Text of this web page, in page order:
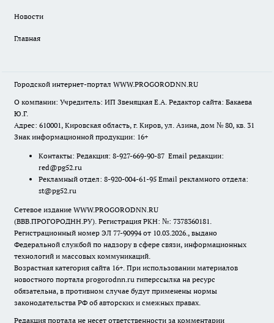
Новости
Главная
Городской интернет-портал WWW.PROGORODNN.RU
О компании: Учредитель: ИП Звеняцкая Е.А. Редактор сайта: Бакаева
Ю.Г.
Адрес: 610001, Кировская область, г. Киров, ул. Азина, дом № 80, кв. 31
Знак информационной продукции: 16+
Контакты: Редакция: 8-927-669-90-87 Email редакции:
red@pg52.ru
Рекламный отдел: 8-920-004-61-95 Email рекламного отдела:
st@pg52.ru
Сетевое издание WWW.PROGORODNN.RU
(ВВВ.ПРОГОРОДНН.РУ). Регистрация РКН: №: 7378360181.
Регистрационный номер ЭЛ 77-90994 от 10.03.2026., выдано
Федеральной службой по надзору в сфере связи, информационных
технологий и массовых коммуникаций.
Возрастная категория сайта 16+. При использовании материалов
новостного портала progorodnn.ru гиперссылка на ресурс
обязательна, в противном случае будут применены нормы
законодательства РФ об авторских и смежных правах.
Редакция портала не несет ответственности за комментарии